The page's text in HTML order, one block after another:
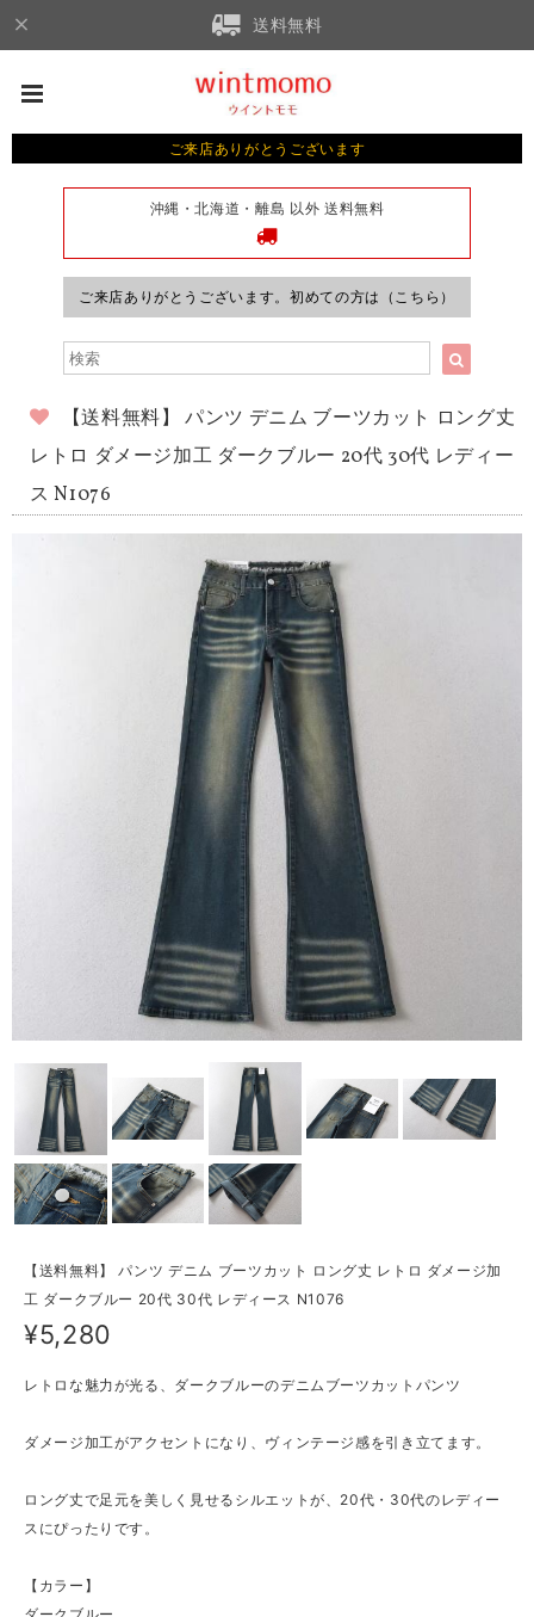
送料無料
ご来店ありがとうございます
沖縄・北海道・離島 以外 送料無料
ご来店ありがとうございます。初めての方は（こちら）
【送料無料】 パンツ デニム ブーツカット ロング丈
レトロ ダメージ加工 ダークブルー 20代 30代 レディー
ス N1076
【送料無料】 パンツ デニム ブーツカット ロング丈 レトロ ダメージ加
工 ダークブルー 20代 30代 レディース N1076
¥5,280
レトロな魅力が光る、ダークブルーのデニムブーツカットパンツ
ダメージ加工がアクセントになり、ヴィンテージ感を引き立てます。
ロング丈で足元を美しく見せるシルエットが、20代・30代のレディー
スにぴったりです。
【カラー】